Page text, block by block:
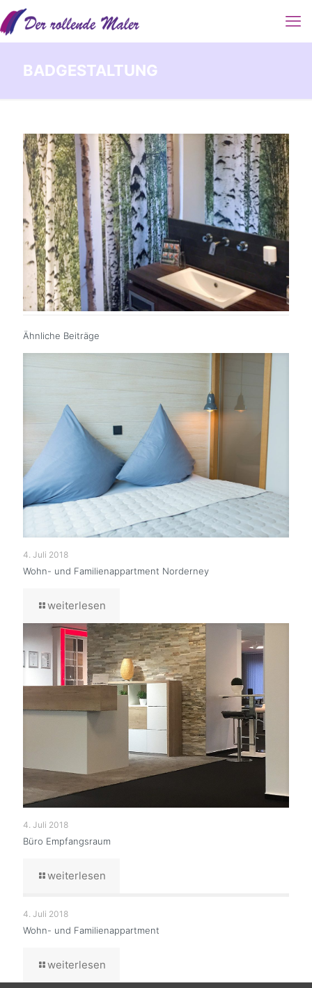
BADGESTALTUNG
Ähnliche Beiträge
4. Juli 2018
Wohn- und Familienappartment Norderney
weiterlesen
4. Juli 2018
Büro Empfangsraum
weiterlesen
4. Juli 2018
Wohn- und Familienappartment
weiterlesen